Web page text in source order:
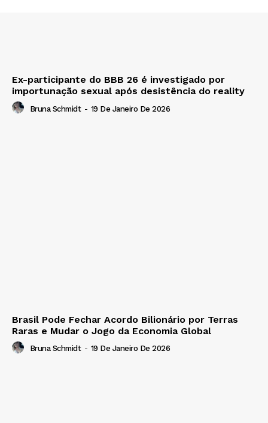
Ex-participante do BBB 26 é investigado por
importunação sexual após desistência do reality
Bruna Schmidt - 19 De Janeiro De 2026
Brasil Pode Fechar Acordo Bilionário por Terras
Raras e Mudar o Jogo da Economia Global
Bruna Schmidt - 19 De Janeiro De 2026